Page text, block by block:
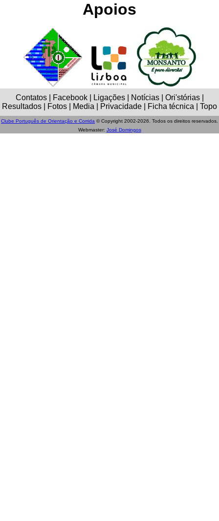
Apoios
Contatos | Facebook | Ligações | Notícias | Ori'stórias |
Resultados | Fotos | Media | Privacidade | Ficha técnica | Topo
Clube Português de Orientação e Corrida © Copyright 2002-2026. Todos os direitos reservados.
Webmaster: José Domingos